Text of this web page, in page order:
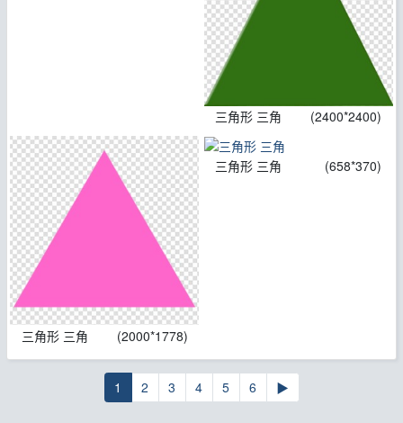
三角形 三角 (2400*2400)
三角形 三角 (2000*1778)
三角形 三角 (658*370)
1 2 3 4 5 6 ▶